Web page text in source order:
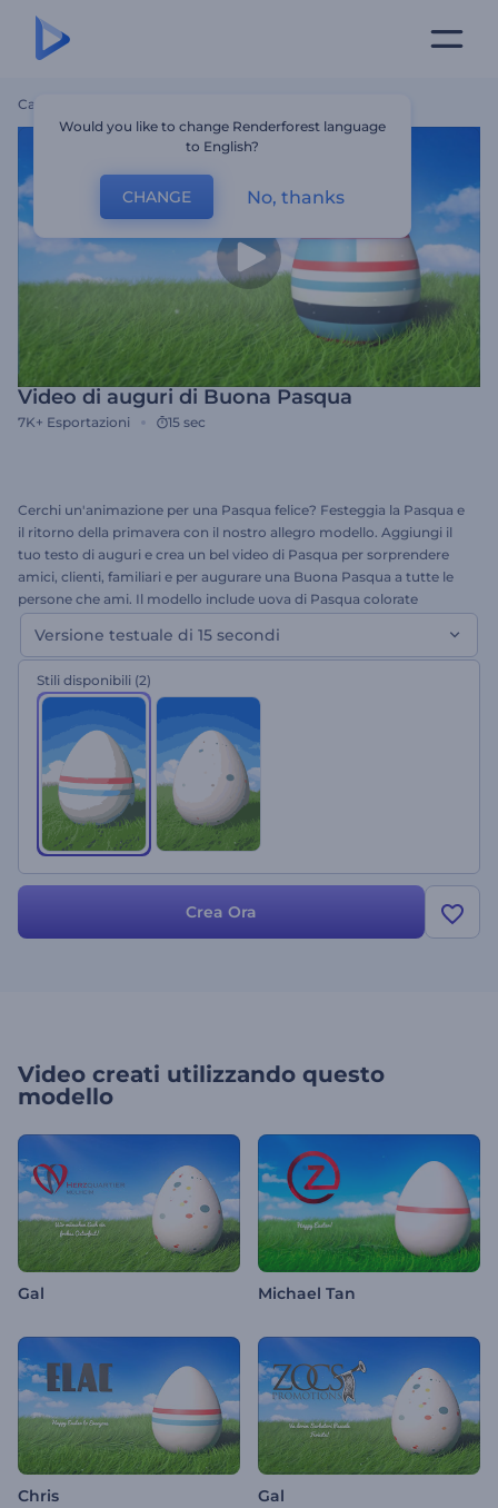
Casa
Video di auguri di Buona Pasqua
7K+ Esportazioni 15 sec
Cerchi un'animazione per una Pasqua felice? Festeggia la Pasqua e
il ritorno della primavera con il nostro allegro modello. Aggiungi il
tuo testo di auguri e crea un bel video di Pasqua per sorprendere
amici, clienti, familiari e per augurare una Buona Pasqua a tutte le
persone che ami. Il modello include uova di Pasqua colorate
perfette per le tue celebrazioni pasquali.
Versione testuale di 15 secondi
Stili disponibili (2)
Crea Ora
Video creati utilizzando questo
modello
Gal Michael Tan
Chris Gal
Would you like to change Renderforest language
to English?
CHANGE No, thanks